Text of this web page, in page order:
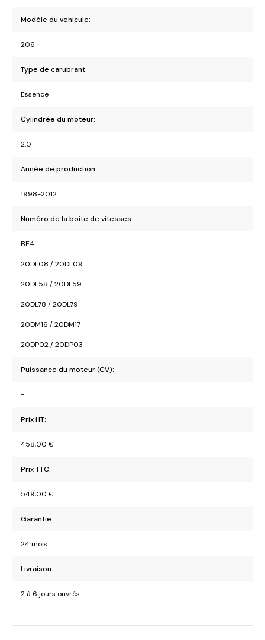
Modèle du vehicule:
206
Type de carubrant:
Essence
Cylindrée du moteur:
2.0
Année de production:
1998-2012
Numéro de la boite de vitesses:
BE4
20DL08 / 20DL09
20DL58 / 20DL59
20DL78 / 20DL79
20DM16 / 20DM17
20DP02 / 20DP03
Puissance du moteur (CV):
-
Prix HT:
458,00 €
Prix TTC:
549,00 €
Garantie:
24 mois
Livraison:
2 à 6 jours ouvrés